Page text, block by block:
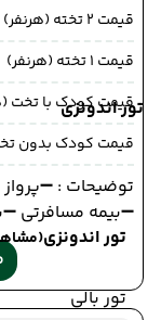
تور اندونزی
تور اندونزی
تور بالی
قیمت 2 تخته (هرنفر)
قیمت 1 تخته (هرنفر)
قیمت کودک با تخت
قیمت کودک بدون
توضیحات :
➖بیمه مسافرتی